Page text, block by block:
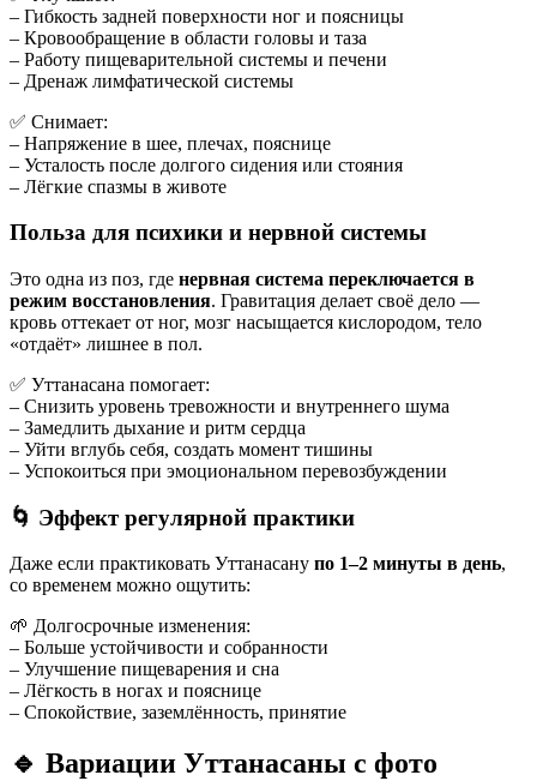
– Гибкость задней поверхности ног и поясницы
– Кровообращение в области головы и таза
– Работу пищеварительной системы и печени
– Дренаж лимфатической системы
✅ Снимает:
– Напряжение в шее, плечах, пояснице
– Усталость после долгого сидения или стояния
– Лёгкие спазмы в животе
Польза для психики и нервной системы
Это одна из поз, где нервная система переключается в
режим восстановления. Гравитация делает своё дело —
кровь оттекает от ног, мозг насыщается кислородом, тело
«отдаёт» лишнее в пол.
✅ Уттанасана помогает:
– Снизить уровень тревожности и внутреннего шума
– Замедлить дыхание и ритм сердца
– Уйти вглубь себя, создать момент тишины
– Успокоиться при эмоциональном перевозбуждении
🌀 Эффект регулярной практики
Даже если практиковать Уттанасану по 1–2 минуты в день,
со временем можно ощутить:
🌱 Долгосрочные изменения:
– Больше устойчивости и собранности
– Улучшение пищеварения и сна
– Лёгкость в ногах и пояснице
– Спокойствие, заземлённость, принятие
🔹 Вариации Уттанасаны с фото